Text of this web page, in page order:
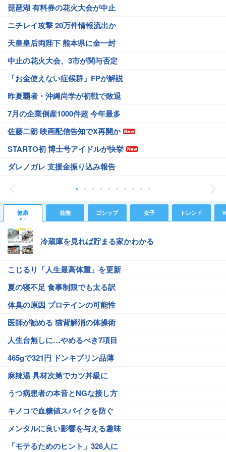
琵琶湖 有料券の花火大会が中止
ニチレイ攻撃 20万件情報流出か
天皇皇后両陛下 熊本県に金一封
中止の花火大会、3市が関与否定
「お金使えない症候群」FPが解説
昨夏覇者・沖縄尚学が初戦で敗退
7月の企業倒産1000件超 今年最多
佐藤二朗 映画配信告知でX再開か
STARTO初 博士号アイドルが快挙
ダレノガレ 支援金振り込み報告
健康 芸能 ゴシップ 女子 トレンド
冷蔵庫を見れば貯まる家かわかる
こじるり「人生最高体重」を更新
夏の寝不足 食事制限でも太る訳
体臭の原因 プロテインの可能性
医師が勧める 猫背解消の体操術
人生台無しに…やめるべき7項目
465gで321円 ドンキプリン品薄
麻辣湯 具材次第でカツ丼級に
うつ病患者の本音とNGな接し方
キノコで血糖値スパイクを防ぐ
メンタルに良い影響を与える趣味
「モテるためのヒント」326人に